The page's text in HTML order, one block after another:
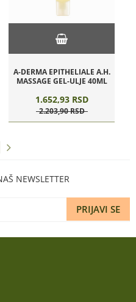
A-DERMA EPITHELIALE A.H.
MASSAGE GEL-ULJE 40ML
1.652,93 RSD
2.203,90RSD
NEWSLETTER
PRIJAVI SE